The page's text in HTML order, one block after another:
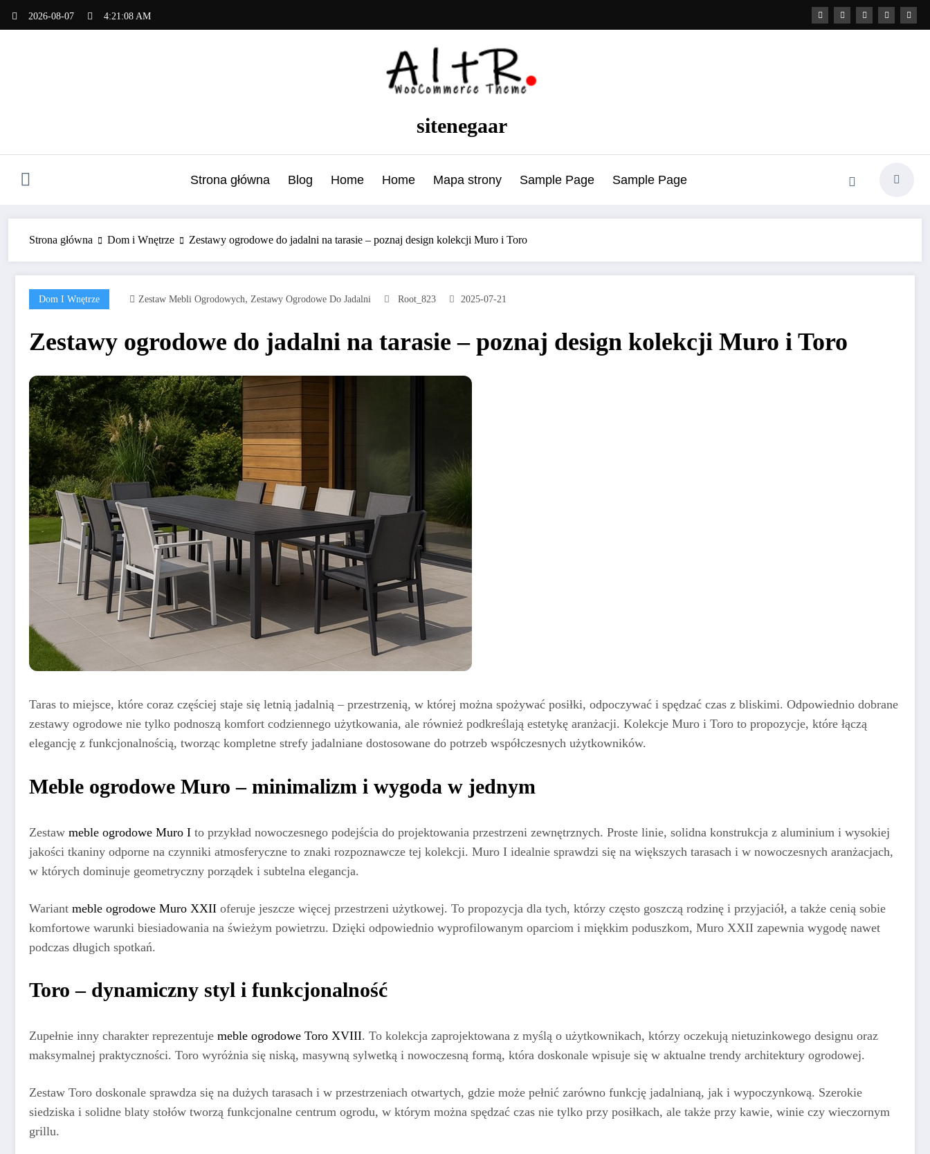
2026-08-07 4:21:09 AM
sitenegaar
Strona główna Blog Home Home Mapa strony Sample Page Sample Page
Strona główna Dom i Wnętrze Zestawy ogrodowe do jadalni na tarasie – poznaj design kolekcji Muro i Toro
Dom I Wnętrze Zestaw Mebli Ogrodowych, Zestawy Ogrodowe Do Jadalni Root_823 2025-07-21
Zestawy ogrodowe do jadalni na tarasie – poznaj design kolekcji Muro i Toro
Taras to miejsce, które coraz częściej staje się letnią jadalnią – przestrzenią, w której można spożywać posiłki, odpoczywać i spędzać czas z bliskimi. Odpowiednio dobrane
zestawy ogrodowe nie tylko podnoszą komfort codziennego użytkowania, ale również podkreślają estetykę aranżacji. Kolekcje Muro i Toro to propozycje, które łączą
elegancję z funkcjonalnością, tworząc kompletne strefy jadalniane dostosowane do potrzeb współczesnych użytkowników.
Meble ogrodowe Muro – minimalizm i wygoda w jednym
Zestaw meble ogrodowe Muro I to przykład nowoczesnego podejścia do projektowania przestrzeni zewnętrznych. Proste linie, solidna konstrukcja z aluminium i wysokiej
jakości tkaniny odporne na czynniki atmosferyczne to znaki rozpoznawcze tej kolekcji. Muro I idealnie sprawdzi się na większych tarasach i w nowoczesnych aranżacjach,
w których dominuje geometryczny porządek i subtelna elegancja.
Wariant meble ogrodowe Muro XXII oferuje jeszcze więcej przestrzeni użytkowej. To propozycja dla tych, którzy często goszczą rodzinę i przyjaciół, a także cenią sobie
komfortowe warunki biesiadowania na świeżym powietrzu. Dzięki odpowiednio wyprofilowanym oparciom i miękkim poduszkom, Muro XXII zapewnia wygodę nawet
podczas długich spotkań.
Toro – dynamiczny styl i funkcjonalność
Zupełnie inny charakter reprezentuje meble ogrodowe Toro XVIII. To kolekcja zaprojektowana z myślą o użytkownikach, którzy oczekują nietuzinkowego designu oraz
maksymalnej praktyczności. Toro wyróżnia się niską, masywną sylwetką i nowoczesną formą, która doskonale wpisuje się w aktualne trendy architektury ogrodowej.
Zestaw Toro doskonale sprawdza się na dużych tarasach i w przestrzeniach otwartych, gdzie może pełnić zarówno funkcję jadalnianą, jak i wypoczynkową. Szerokie
siedziska i solidne blaty stołów tworzą funkcjonalne centrum ogrodu, w którym można spędzać czas nie tylko przy posiłkach, ale także przy kawie, winie czy wieczornym
grillu.